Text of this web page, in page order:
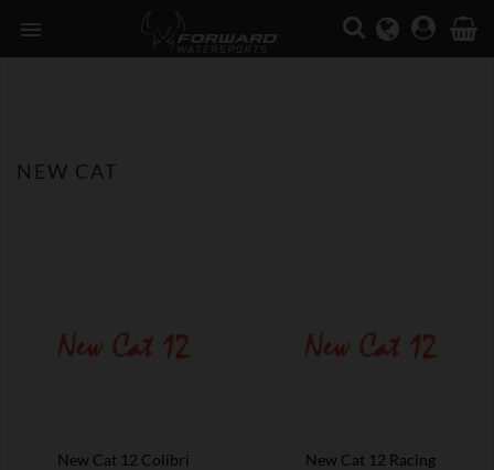

NEW CAT
New Cat 12 Colibri New Cat 12 Racing